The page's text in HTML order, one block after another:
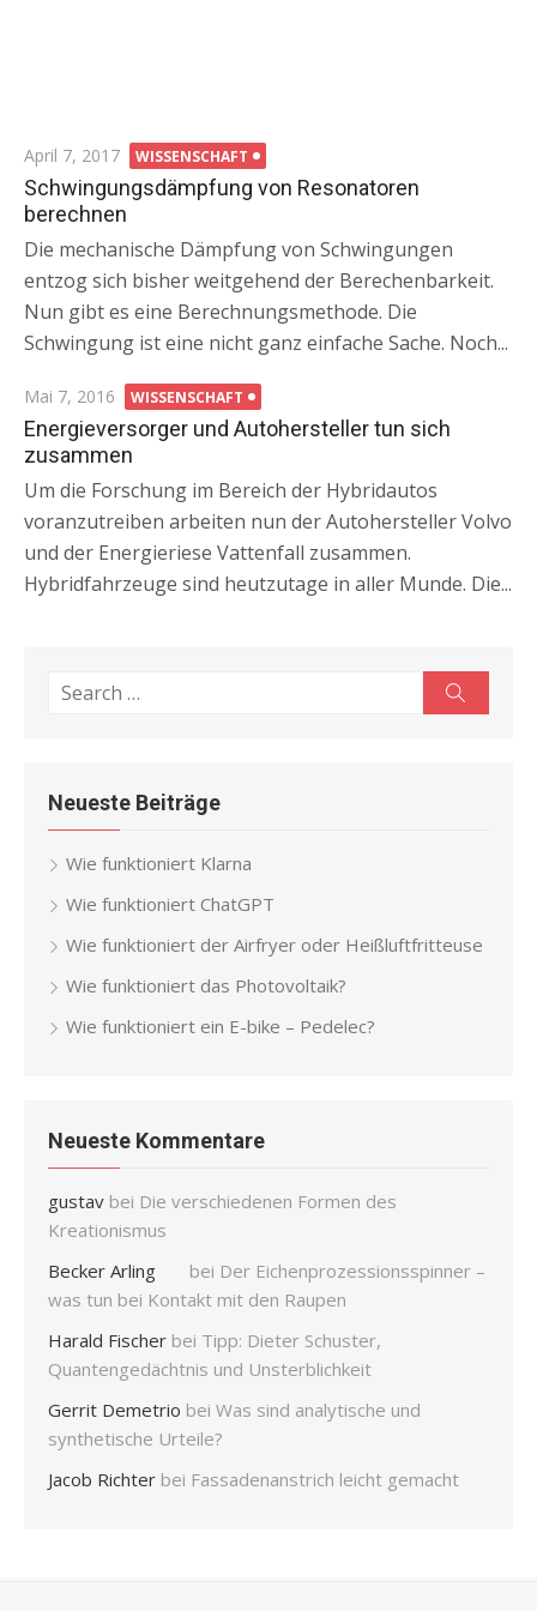
Posted
on
April 7, 2017 WISSENSCHAFT
Schwingungsdämpfung von Resonatoren
berechnen
Die mechanische Dämpfung von Schwingungen
entzog sich bisher weitgehend der Berechenbarkeit.
Nun gibt es eine Berechnungsmethode. Die
Schwingung ist eine nicht ganz einfache Sache. Noch...
Posted
on
Mai 7, 2016 WISSENSCHAFT
Energieversorger und Autohersteller tun sich
zusammen
Um die Forschung im Bereich der Hybridautos
voranzutreiben arbeiten nun der Autohersteller Volvo
und der Energieriese Vattenfall zusammen.
Hybridfahrzeuge sind heutzutage in aller Munde. Die...
Search
Neueste Beiträge
Wie funktioniert Klarna
Wie funktioniert ChatGPT
Wie funktioniert der Airfryer oder Heißluftfritteuse
Wie funktioniert das Photovoltaik?
Wie funktioniert ein E-bike – Pedelec?
Neueste Kommentare
gustav bei Die verschiedenen Formen des
Kreationismus
Becker Arling
bei Der Eichenprozessionsspinner –
was tun bei Kontakt mit den Raupen
Harald Fischer bei Tipp: Dieter Schuster,
Quantengedächtnis und Unsterblichkeit
Gerrit Demetrio bei Was sind analytische und
synthetische Urteile?
Jacob Richter bei Fassadenanstrich leicht gemacht